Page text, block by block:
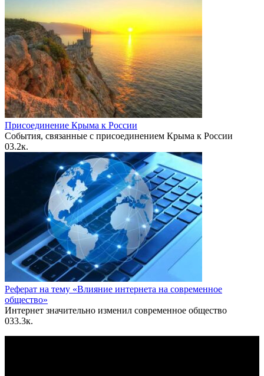
Присоединение Крыма к России
События, связанные с присоединением Крыма к России
03.2к.
Реферат на тему «Влияние интернета на современное
общество»
Интернет значительно изменил современное общество
033.3к.